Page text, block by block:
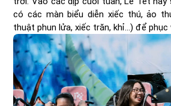
có các màn biểu diễn xiếc thú, ảo
thuật phun lửa, xiếc trăn, khỉ...) để phục